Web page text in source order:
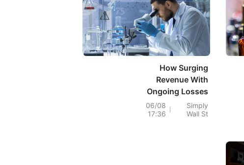
How Surging
Revenue With
Ongoing Losses
Will Impact Agios
Pharmaceuticals
Simply
Wall St
06/08
17:36